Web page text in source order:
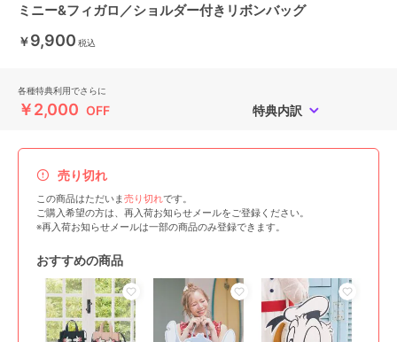
ミニー&フィガロ／ショルダー付きリボンバッグ
￥9,900 税込
各種特典利用でさらに
￥2,000 OFF 特典内訳
売り切れ
この商品はただいま売り切れです。
ご購入希望の方は、再入荷お知らせメールをご登録ください。
※再入荷お知らせメールは一部の商品のみ登録できます。
おすすめの商品